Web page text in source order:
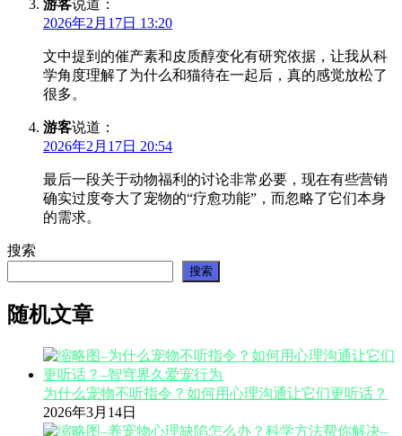
游客说道：
2026年2月17日 13:20
文中提到的催产素和皮质醇变化有研究依据，让我从科
学角度理解了为什么和猫待在一起后，真的感觉放松了
很多。
游客说道：
2026年2月17日 20:54
最后一段关于动物福利的讨论非常必要，现在有些营销
确实过度夸大了宠物的“疗愈功能”，而忽略了它们本身
的需求。
搜索
搜索
随机文章
为什么宠物不听指令？如何用心理沟通让它们更听话？
2026年3月14日